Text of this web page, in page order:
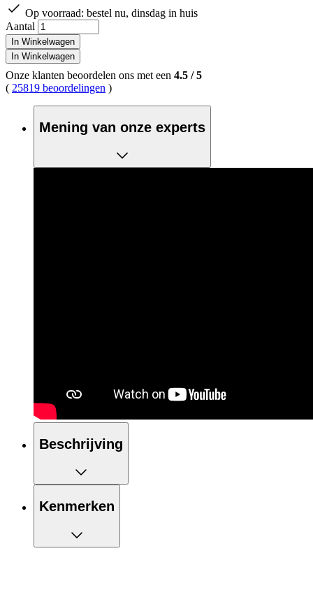
Op voorraad: bestel nu, dinsdag in huis
Aantal
In Winkelwagen
In Winkelwagen
Onze klanten beoordelen ons met een 4.5 /5
( 25819 beoordelingen )
Mening van onze experts
Beschrijving
Kenmerken